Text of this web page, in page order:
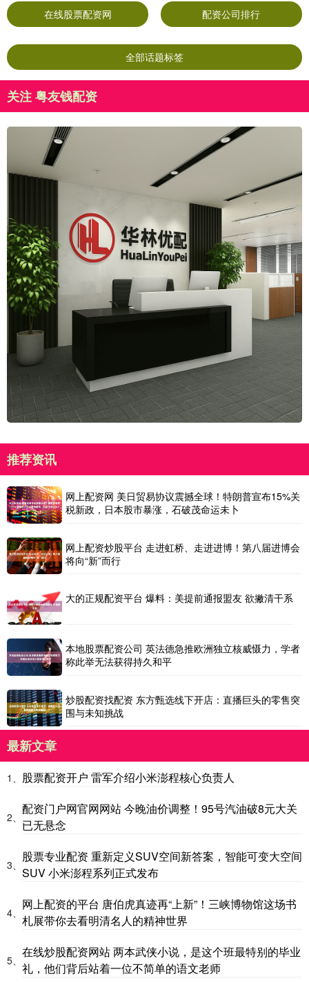
在线股票配资网 配资公司排行
全部话题标签
关注 粤友钱配资
推荐资讯
网上配资网 美日贸易协议震撼全球！特朗普宣布15%关
税新政，日本股市暴涨，石破茂命运未卜
网上配资炒股平台 走进虹桥、走进进博！第八届进博会
将向“新”而行
大的正规配资平台 爆料：美提前通报盟友 欲撇清干系
本地股票配资公司 英法德急推欧洲独立核威慑力，学者
称此举无法获得持久和平
炒股配资找配资 东方甄选线下开店：直播巨头的零售突
围与未知挑战
最新文章
1、 股票配资开户 雷军介绍小米澎程核心负责人
2、
配资门户网官网网站 今晚油价调整！95号汽油破8元大关
已无悬念
3、
股票专业配资 重新定义SUV空间新答案，智能可变大空间
SUV 小米澎程系列正式发布
4、
网上配资的平台 唐伯虎真迹再“上新”！三峡博物馆这场书
札展带你去看明清名人的精神世界
5、
在线炒股配资网站 两本武侠小说，是这个班最特别的毕业
礼，他们背后站着一位不简单的语文老师